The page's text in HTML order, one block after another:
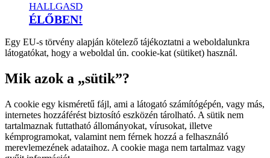
HALLGASD
ÉLŐBEN!
Egy EU-s törvény alapján kötelező tájékoztatni a weboldalunkra
látogatókat, hogy a weboldal ún. cookie-kat (sütiket) használ.
Mik azok a „sütik”?
A cookie egy kisméretű fájl, ami a látogató számítógépén, vagy más,
internetes hozzáférést biztosító eszközén tárolható. A sütik nem
tartalmaznak futtatható állományokat, vírusokat, illetve
kémprogramokat, valamint nem férnek hozzá a felhasználó
merevlemezének adataihoz. A cookie maga nem tartalmaz vagy